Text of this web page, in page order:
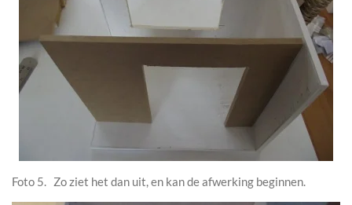
Foto 5. Zo ziet het dan uit, en kan de afwerking beginnen.